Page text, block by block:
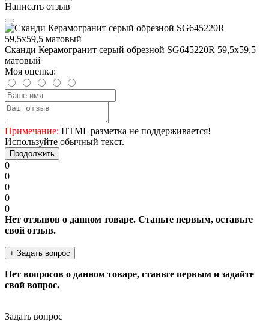
Написать отзыв
Сканди Керамогранит серый обрезной SG645220R 59,5х59,5
матовый
Моя оценка:
Примечание: HTML разметка не поддерживается!
Используйте обычный текст.
Продолжить
0
0
0
0
0
Нет отзывов о данном товаре. Станьте первым, оставьте
свой отзыв.
+ Задать вопрос
Нет вопросов о данном товаре, станьте первым и задайте
свой вопрос.
Задать вопрос